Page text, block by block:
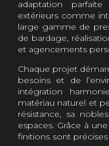
adaptation
extérieurs comme
large gamme de
de bardage,
et agencements
Chaque projet
besoins et de
intégration
matériau naturel et
résistance, sa
espaces. Grâce à
finitions sont